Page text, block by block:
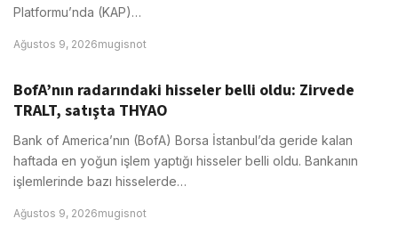
Platformu’nda (KAP)…
Ağustos 9, 2026mugisnot
BofA’nın radarındaki hisseler belli oldu: Zirvede
TRALT, satışta THYAO
Bank of America’nın (BofA) Borsa İstanbul’da geride kalan
haftada en yoğun işlem yaptığı hisseler belli oldu. Bankanın
işlemlerinde bazı hisselerde…
Ağustos 9, 2026mugisnot